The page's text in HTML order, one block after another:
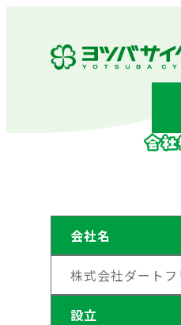
会社名
株式会社ダートフ
設立